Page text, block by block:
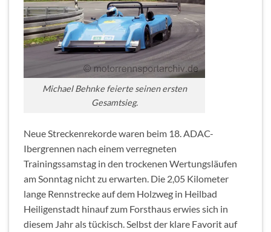
Michael Behnke feierte seinen ersten
Gesamtsieg.
Neue Streckenrekorde waren beim 18. ADAC-
Ibergrennen nach einem verregneten
Trainingssamstag in den trockenen Wertungsläufen
am Sonntag nicht zu erwarten. Die 2,05 Kilometer
lange Rennstrecke auf dem Holzweg in Heilbad
Heiligenstadt hinauf zum Forsthaus erwies sich in
diesem Jahr als tückisch. Selbst der klare Favorit auf